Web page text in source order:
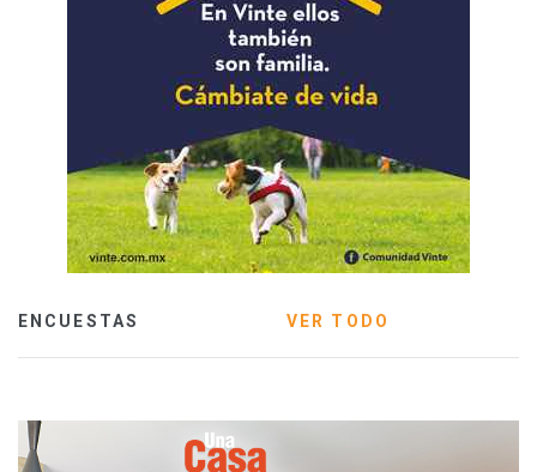
ENCUESTAS VER TODO